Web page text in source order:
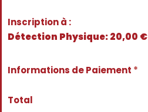
Inscription à :
Détection Physique: 20,00 €
Informations de Paiement *
Total